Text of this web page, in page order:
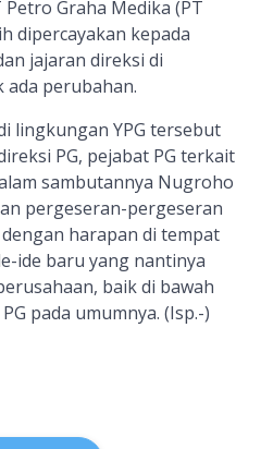
Graha Medika (PT
dipercayakan kepada
jajaran direksi di
ada perubahan.
lingkungan YPG tersebut
PG, pejabat PG terkait
sambutannya Nugroho
pergeseran-pergeseran
harapan di tempat
ide baru yang nantinya
baik di bawah
pada umumnya. (Isp.-)